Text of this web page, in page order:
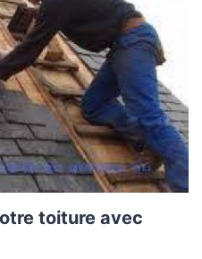
toiture avec